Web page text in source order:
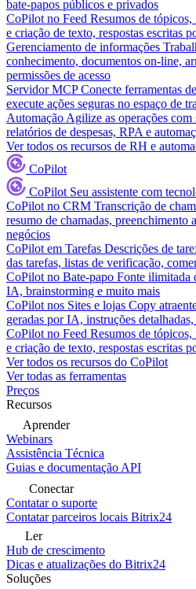
bate-papos públicos e privados
CoPilot no Feed Resumos de
e criação de texto, respostas escritas
Gerenciamento de informações
conhecimento, documentos on-line,
permissões de acesso
Servidor MCP Conecte ferramentas
execute ações seguras no espaço de
Automação Agilize as operações com
relatórios de despesas, RPA e
Ver todos os recursos de RH e
CoPilot
CoPilot Seu assistente com
CoPilot no CRM Transcrição de
resumo de chamadas, preenchimento
negócios
CoPilot em Tarefas Descrições de
das tarefas, listas de verificação,
CoPilot no Bate-papo Fonte ilimitada
IA, brainstorming e muito mais
CoPilot nos Sites e lojas Copy
geradas por IA, instruções
CoPilot no Feed Resumos de
e criação de texto, respostas escritas
Ver todos os recursos do CoPilot
Ver todas as ferramentas
Preços
Recursos
Aprender
Webinars
Assistência Técnica
Guias e documentação API
Conectar
Contatar o suporte
Contatar parceiros locais Bitrix24
Ler
Hub de crescimento
Dicas e atualizações do Bitrix24
Soluções